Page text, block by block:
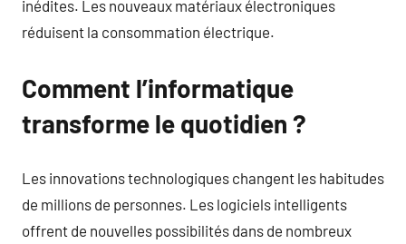
inédites. Les nouveaux matériaux électroniques
réduisent la consommation électrique.
Comment l’informatique
transforme le quotidien ?
Les innovations technologiques changent les habitudes
de millions de personnes. Les logiciels intelligents
offrent de nouvelles possibilités dans de nombreux